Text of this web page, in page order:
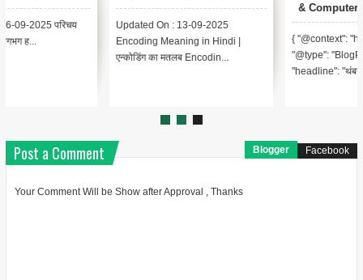
Updated On : 13-09-2025
Encoding Meaning in Hindi |
एन्कोडिंग का मतलब Encodin...
& Computer Example)
{ "@context": "https://schema.org",
"@type": "BlogPosting",
Post a Comment Blogger Facebook
Your Comment Will be Show after Approval , Thanks